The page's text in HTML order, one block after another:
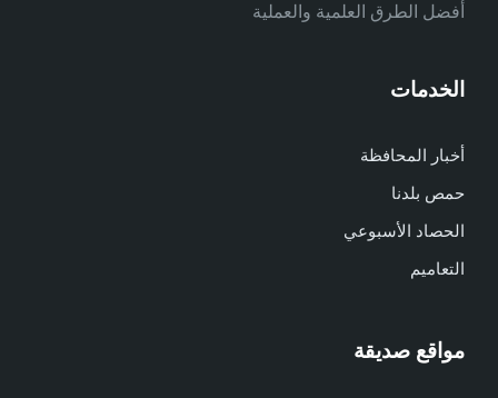
أفضل الطرق العلمية والعملية
الخدمات
أخبار المحافظة
حمص بلدنا
الحصاد الأسبوعي
التعاميم
مواقع صديقة